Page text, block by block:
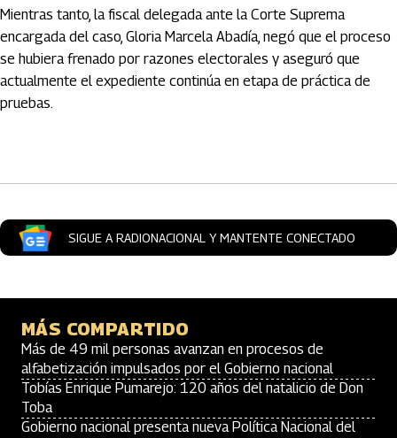
Mientras tanto, la fiscal delegada ante la Corte Suprema
encargada del caso, Gloria Marcela Abadía, negó que el proceso
se hubiera frenado por razones electorales y aseguró que
actualmente el expediente continúa en etapa de práctica de
pruebas.
SIGUE A RADIONACIONAL Y MANTENTE CONECTADO
MÁS COMPARTIDO
Más de 49 mil personas avanzan en procesos de
alfabetización impulsados por el Gobierno nacional
Tobías Enrique Pumarejo: 120 años del natalicio de Don
Toba
Gobierno nacional presenta nueva Política Nacional del